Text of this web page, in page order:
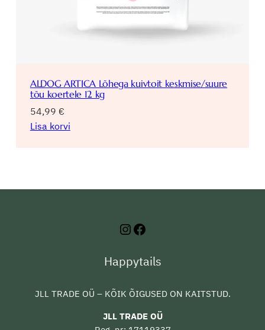
ALDOG ARTICA Lõhega kuivtoit keskmise/suure
tõu koertele 12 kg
54,99 €
Lisa korvi
Instagram
Facebook
Happytails
JLL TRADE OÜ – KÕIK ÕIGUSED ON KAITSTUD.
JLL TRADE OÜ